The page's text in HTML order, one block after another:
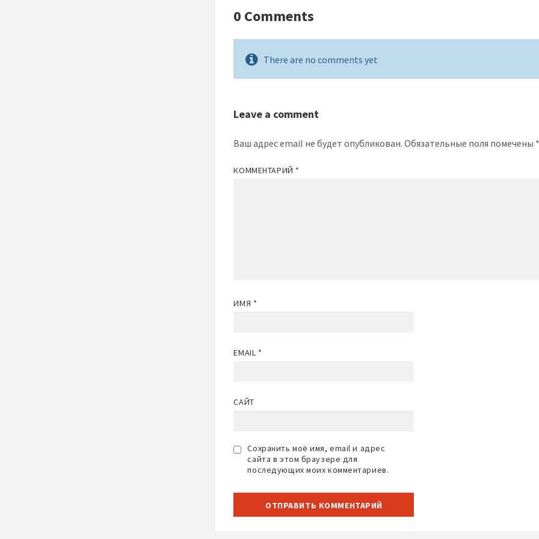
0 Comments
There are no comments yet
Leave a comment
Ваш адрес email не будет опубликован. Обязательные поля помечены
КОММЕНТАРИЙ *
ИМЯ *
EMAIL *
САЙТ
Сохранить моё имя, email и адрес
сайта в этом браузере для
последующих моих комментариев.